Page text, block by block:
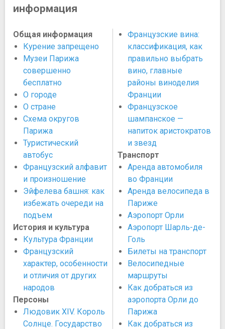
информация
Общая информация
Курение запрещено
Музеи Парижа
совершенно
бесплатно
О городе
О стране
Схема округов
Парижа
Туристический
автобус
Французский алфавит
и произношение
Эйфелева башня: как
избежать очереди на
подъем
История и культура
Культура Франции
Французский
характер, особенности
и отличия от других
народов
Персоны
Людовик XIV. Король
Солнце. Государство
Французские вина:
классификация, как
правильно выбрать
вино, главные
районы виноделия
Франции
Французское
шампанское —
напиток аристократов
и звезд
Транспорт
Аренда автомобиля
во Франции
Аренда велосипеда в
Париже
Аэропорт Орли
Аэропорт Шарль-де-
Голь
Билеты на транспорт
Велосипедные
маршруты
Как добраться из
аэропорта Орли до
Парижа
Как добраться из